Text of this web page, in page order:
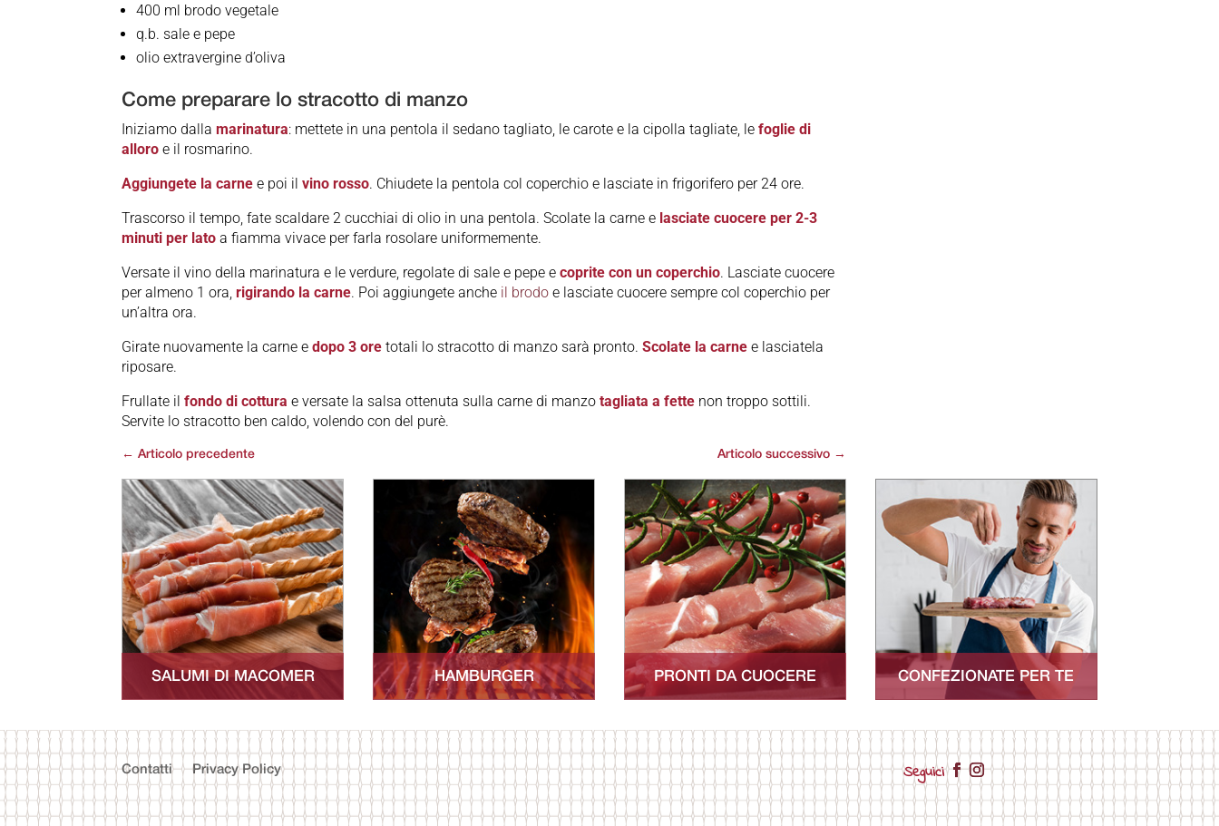
400 ml brodo vegetale
q.b. sale e pepe
olio extravergine d’oliva
Come preparare lo stracotto di manzo
Iniziamo dallamarinatura: mettete in una pentola il sedano tagliato, le carote e la cipolla tagliate, lefoglie di
alloroe il rosmarino.
Aggiungete la carne e poi ilvino rosso. Chiudete la pentola col coperchio e lasciate in frigorifero per 24 ore.
Trascorso il tempo, fate scaldare 2 cucchiai di olio in una pentola. Scolate la carne e lasciate cuocere per 2-3
minuti per lato a fiamma vivace per farla rosolare uniformemente.
Versate il vino della marinatura e le verdure, regolate di sale e pepe ecoprite con un coperchio. Lasciate cuocere
per almeno 1 ora,rigirando la carne. Poi aggiungete anche il brodo e lasciate cuocere sempre col coperchio per
un’altra ora.
Girate nuovamente la carne edopo 3 ore totali lo stracotto di manzo sarà pronto.Scolate la carne e lasciatela
riposare.
Frullate ilfondo di cottura e versate la salsa ottenuta sulla carne di manzotagliata a fette non troppo sottili.
Servite lo stracotto ben caldo, volendo con del purè.
←Articolo precedente Articolo successivo→
SALUMI DI MACOMER HAMBURGER PRONTI DA CUOCERE CONFEZIONATE PER TE
Contatti Privacy Policy Seguici